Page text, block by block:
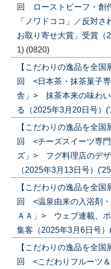
回 ローストビーフ・創
「ノワドココ」／反対
お取り寄せ大賞」受賞（
1) (0820)
【こだわりの逸品を全
回 <日本茶・抹茶菓子
舎」> 抹茶本来の味わい
る（2025年3月20日号）
【こだわりの逸品を全国
回 <チーズスイーツ専
ズ」> フグ料理店のデ
（2025年3月13日号）
【こだわりの逸品を全
回 <温泉由来の入浴剤
ＡＡ」> ウェブ連載、
集客（2025年3月6日号
【こだわりの逸品を全国
回 <こだわりフルーツ